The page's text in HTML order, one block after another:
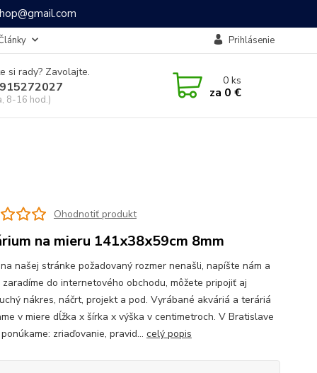
Prihlásenie
si rady? Zavolajte.
8-16 hod.)
0ks
za 0 €
Ohodnotiť produkt
na mieru 141x38x59cm 8mm
našej stránke požadovaný rozmer nenašli, napíšte nám a
do internetového obchodu, môžete pripojiť aj
nákres, náčrt, projekt a pod. Vyrábané akváriá a teráriá
v miere dĺžka x šírka x výška v centimetroch. V Bratislave
zriaďovanie, pravid... celý popis